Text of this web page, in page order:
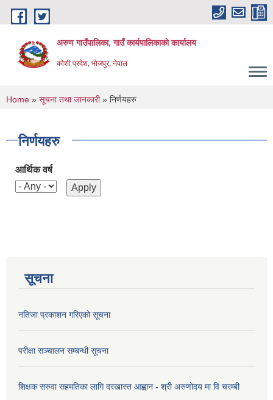
Skip to main content
अरुण गाउँपालिका, गाउँ कार्यपालिकाको कार्यालय
कोशी प्रदेश, भोजपुर, नेपाल
You are here
Home » सूचना तथा जानकारी» निर्णयहरु
निर्णयहरु
आर्थिक वर्ष
सूचना
नतिजा प्रकाशन गरिएको सूचना
परीक्षा सञ्चालन सम्बन्धी सूचना
शिक्षक सरुवा सहमतिका लागि दरखास्त आह्वान - श्री अरुणोदय मा वि चरम्बी